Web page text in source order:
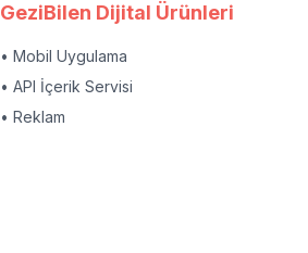
GeziBilen Dijital Ürünleri
• Mobil Uygulama
• API İçerik Servisi
• Reklam